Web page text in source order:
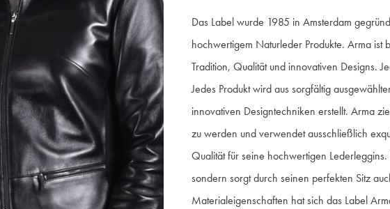
Das Label wurde 1985 in Amsterdam
hochwertigem Naturleder Produkte. Arma ist
Tradition, Qualität und innovativen Designs.
Jedes Produkt wird aus sorgfältig
innovativen Designtechniken erstellt. Arma
zu werden und verwendet ausschließlich
Qualität für seine hochwertigen
sondern sorgt durch seinen perfekten Sitz
Materialeigenschaften hat sich das Label